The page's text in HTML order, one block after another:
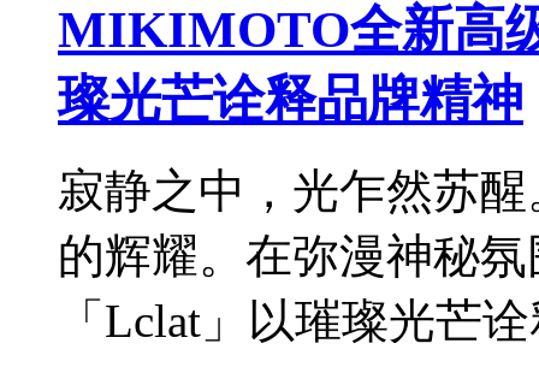
MIKIMOTO全新高
璨光芒诠释品牌精神
寂静之中，光乍然苏
的辉耀。在弥漫神秘
「Lclat」以璀璨光芒